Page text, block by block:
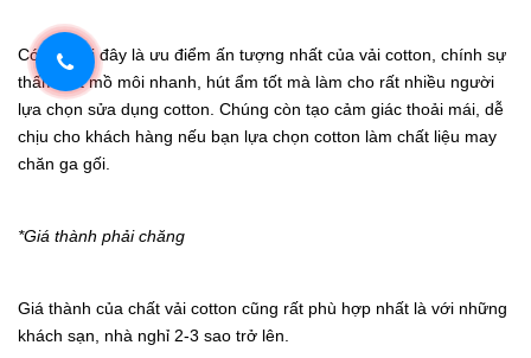
Có thể nói đây là ưu điểm ấn tượng nhất của vải cotton, chính sự
thấm hút mồ môi nhanh, hút ẩm tốt mà làm cho rất nhiều người
lựa chọn sửa dụng cotton. Chúng còn tạo cảm giác thoải mái, dễ
chịu cho khách hàng nếu bạn lựa chọn cotton làm chất liệu may
chăn ga gối.
*Giá thành phải chăng
Giá thành của chất vải cotton cũng rất phù hợp nhất là với những
khách sạn, nhà nghỉ 2-3 sao trở lên.